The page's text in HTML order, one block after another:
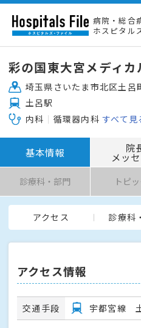
病院・総合
ホスピタル
彩の国東大宮メディカ
埼玉県さいたま市北区土呂
土呂駅
内科
循環器内科 すべて見
基本情報 院
メッ
診療科・部門 トピ
アクセス 診療科
アクセス情報
交通手段 宇都宮線